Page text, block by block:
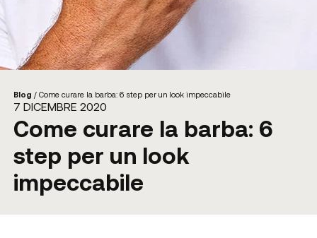
Blog / Come curare la barba: 6 step per un look impeccabile
7 DICEMBRE 2020
Come curare la barba: 6
step per un look
impeccabile